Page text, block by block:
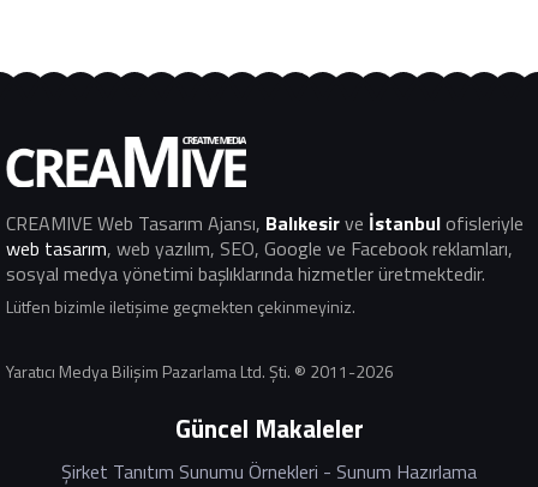
CREAMIVE Web Tasarım Ajansı, Balıkesirve İstanbulofisleriyle
web tasarım, web yazılım, SEO, Google ve Facebook reklamları,
sosyal medya yönetimi başlıklarında hizmetler üretmektedir.
Lütfen bizimle iletişime geçmekten çekinmeyiniz.
Yaratıcı Medya Bilişim Pazarlama Ltd. Şti. ® 2011-2026
Güncel Makaleler
Şirket Tanıtım Sunumu Örnekleri - Sunum Hazırlama